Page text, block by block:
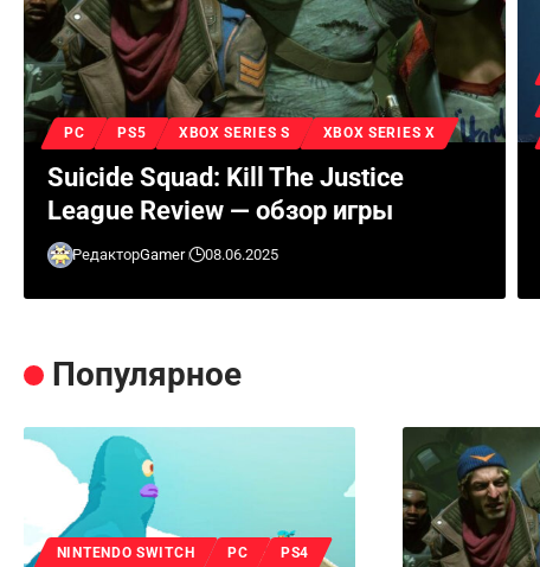
PC PS5 XBOX SERIES S XBOX SERIES X
Suicide Squad: Kill The Justice
League Review — обзор игры
РедакторGamer 08.06.2025
Популярное
NINTENDO SWITCH PC
PS4